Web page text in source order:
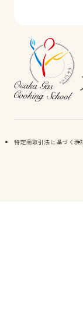
特定商取引法に基づく表